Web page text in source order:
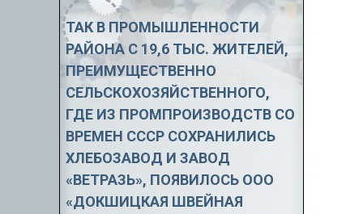
ТАК В ПРОМЫШЛЕННОСТИ
РАЙОНА С 19,6 ТЫС. ЖИТЕЛЕЙ,
ПРЕИМУЩЕСТВЕННО
СЕЛЬСКОХОЗЯЙСТВЕННОГО,
ГДЕ ИЗ ПРОМПРОИЗВОДСТВ СО
ВРЕМЕН СССР СОХРАНИЛИСЬ
ХЛЕБОЗАВОД И ЗАВОД
«ВЕТРАЗЬ», ПОЯВИЛОСЬ ООО
«ДОКШИЦКАЯ ШВЕЙНАЯ